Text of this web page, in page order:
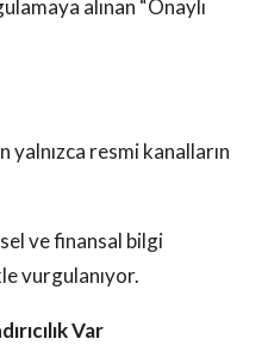
alınan “Onaylı
resmi kanalların
ve finansal bilgi
vurgulanıyor.
Var